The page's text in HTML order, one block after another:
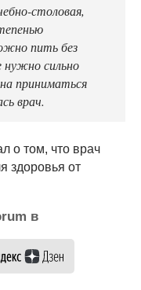
столовая,
пить без
нужно сильно
приниматься
врач.
о том, что врач
здоровья от
в